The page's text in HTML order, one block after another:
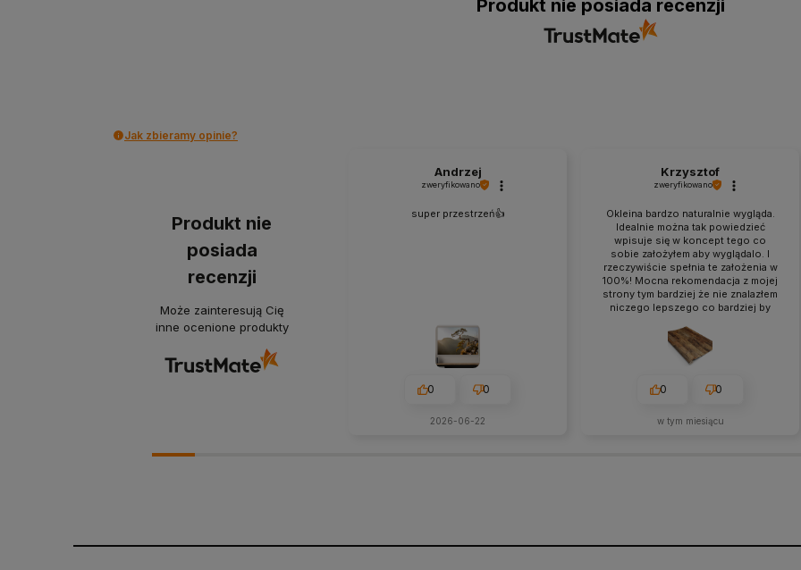
Produkt nie posiada recenzji
Jak zbieramy opinie?
Produkt nie
posiada
recenzji
Może zainteresują Cię
inne ocenione produkty
Andrzej
zweryfikowano
super przestrzeń👍️
0 0
2026-06-22
Krzysztof
zweryfikowano
Okleina bardzo naturalnie wygląda.
Idealnie można tak powiedzieć
wpisuje się w koncept tego co
sobie założyłem aby wyglądalo. I
rzeczywiście spełnia te założenia w
100%! Mocna rekomendacja z mojej
strony tym bardziej że nie znalazłem
niczego lepszego co bardziej by
udany zakup oraz obsługa klienta
na wysokim poziomie! Gorąco
polecam!
0 0
w tym miesiącu